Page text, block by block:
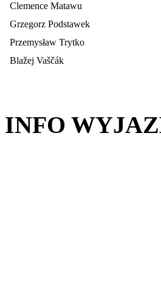
Clemence Matawu
Grzegorz Podstawek
Przemysław Trytko
Blažej Vaščák
INFO